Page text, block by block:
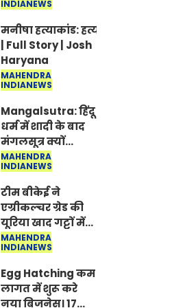
Jantar-Mantar |
CJP protest
INDIANEWS
मनीषा हत्याकांड: हत्या, आत्महत्या या
| Full Story | Josh
Haryana
MAHENDRA
INDIANEWS
Mangalsutra: हिंदू
धर्म में शादी के बाद
मंगलसूत्र क्यों
पहनती है महिलाएं,
किसने शुरु की ये
परंपरा
MAHENDRA
INDIANEWS
टीम बीकेई ने
एग्रीकल्चर ग्रेड की
यूरिया खाद गट्टों में
बदलकर टेक्निकल
ग्रेड में बेचने वालों पर
करवाई कार्रवाई:
लखविंदर सिंह
औलख
MAHENDRA
INDIANEWS
Egg Hatching कम
लागत में शुरू करे
नया बिजनेस। 17